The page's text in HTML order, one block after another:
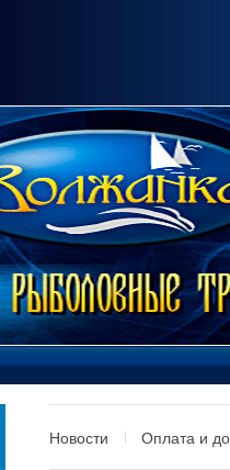
Новости Оплата и